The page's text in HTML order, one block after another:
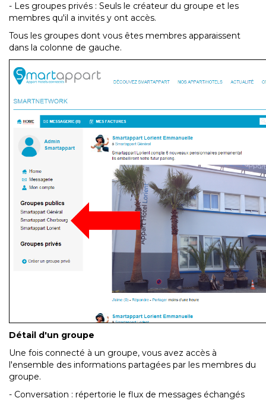
- Les groupes privés : Seuls le créateur du groupe et les
membres qu'il a invités y ont accès.
Tous les groupes dont vous êtes membres apparaissent
dans la colonne de gauche.
Détail d'un groupe
Une fois connecté à un groupe, vous avez accès à
l'ensemble des informations partagées par les membres du
groupe.
- Conversation : répertorie le flux de messages échangés